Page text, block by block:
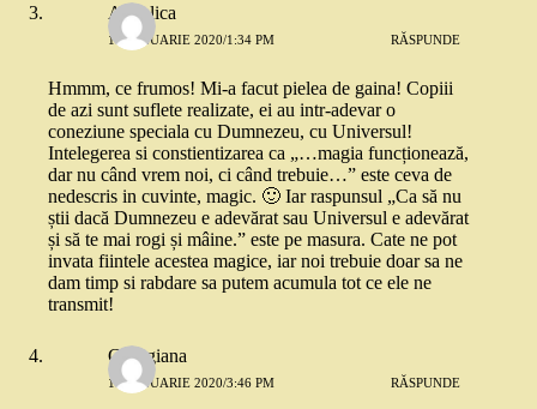
Angelica
16 IANUARIE 2020/1:34 PM RĂSPUNDE
Hmmm, ce frumos! Mi-a facut pielea de gaina! Copiii
de azi sunt suflete realizate, ei au intr-adevar o
coneziune speciala cu Dumnezeu, cu Universul!
Intelegerea si constientizarea ca „…magia funcționează,
dar nu când vrem noi, ci când trebuie…” este ceva de
nedescris in cuvinte, magic. 🙂 Iar raspunsul „Ca să nu
știi dacă Dumnezeu e adevărat sau Universul e adevărat
și să te mai rogi și mâine.” este pe masura. Cate ne pot
invata fiintele acestea magice, iar noi trebuie doar sa ne
dam timp si rabdare sa putem acumula tot ce ele ne
transmit!
Georgiana
16 IANUARIE 2020/3:46 PM RĂSPUNDE